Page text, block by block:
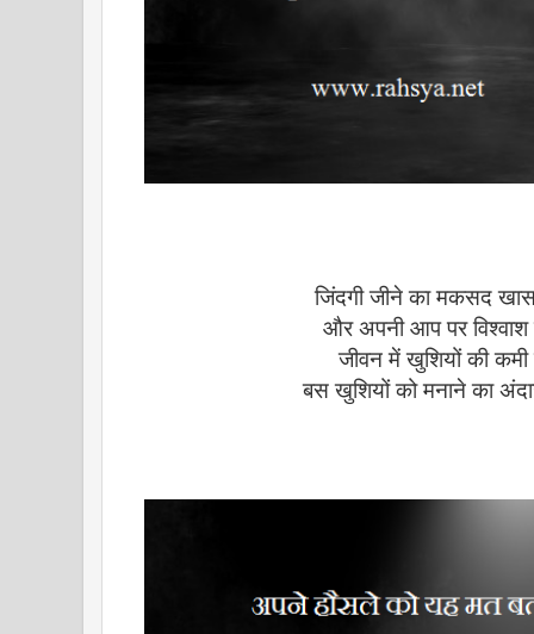
जिंदगी जीने का मकसद खास
और अपनी आप पर विश्वाश
जीवन में खुशियों की कमी
बस खुशियों को मनाने का